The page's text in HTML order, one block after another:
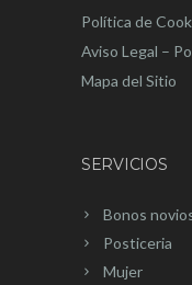
Política de
Aviso Legal –
Mapa del Sitio
SERVICIOS
Bonos
Posticeria
Mujer